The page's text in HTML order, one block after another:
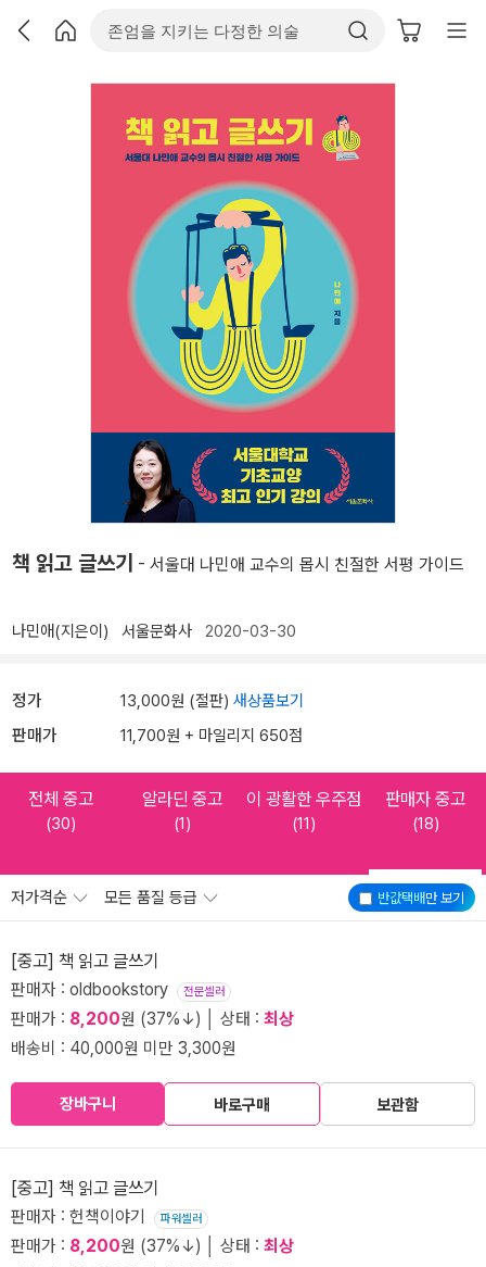
책 읽고 글쓰기 - 서울대 나민애 교수의 몹시 친절한 서평 가이드
나민애(지은이) 서울문화사 2020-03-30
정가 13,000원 (절판) 새상품보기
판매가 11,700원 + 마일리지 650점
전체 중고
(30)
알라딘 중고
(1)
이 광활한 우주점
(11)
판매자 중고
(18)
반값택배만 보기
저가격순 모든 품질 등급
[중고] 책 읽고 글쓰기
판매자 : oldbookstory 전문셀러
판매가 : 8,200원 (37%↓) │ 상태 : 최상
배송비 : 40,000원 미만 3,300원
장바구니 바로구매 보관함
[중고] 책 읽고 글쓰기
판매자 : 헌책이야기 파워셀러
판매가 : 8,200원 (37%↓) │ 상태 : 최상